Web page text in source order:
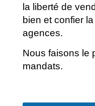
la liberté de
bien et confier
agences.
Nous faisons le
mandats.